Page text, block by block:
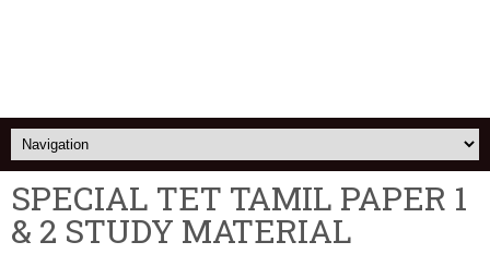
SPECIAL TET TAMIL PAPER 1
& 2 STUDY MATERIAL